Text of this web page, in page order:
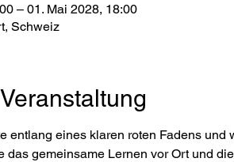
– 01. Mai 2028, 18:00
Schweiz
entlang eines klaren roten Fadens und
das gemeinsame Lernen vor Ort und